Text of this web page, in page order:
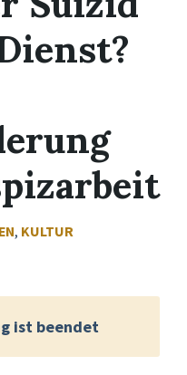
, KULTUR
ist beendet